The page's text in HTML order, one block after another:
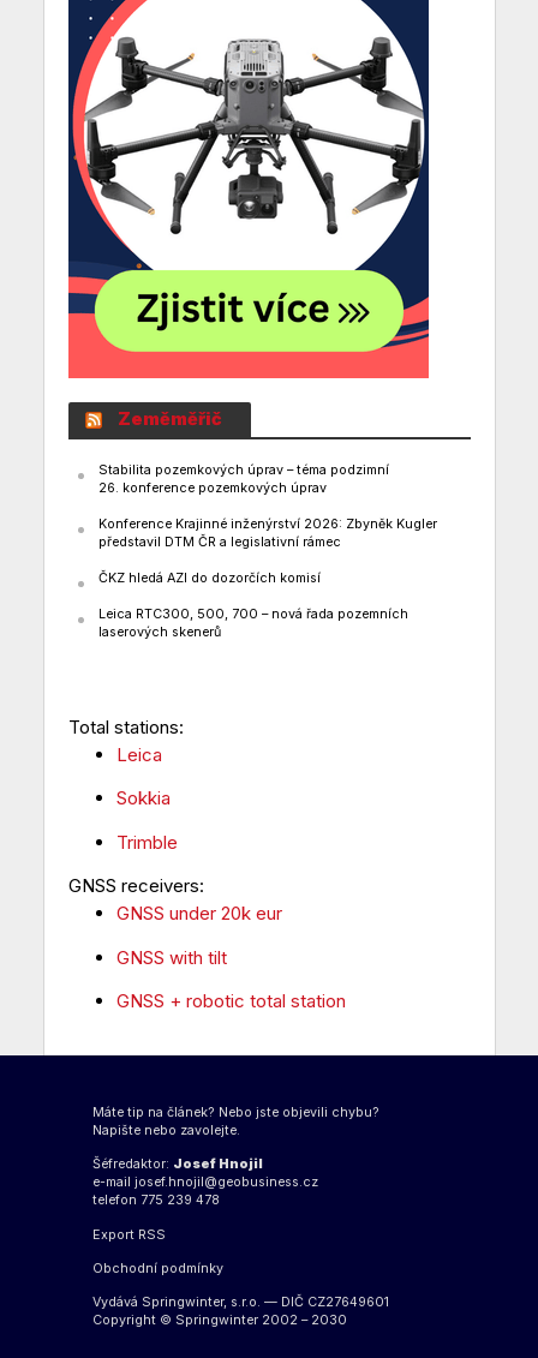
Zeměměřič
Stabilita pozemkových úprav – téma podzimní
26. konference pozemkových úprav
Konference Krajinné inženýrství 2026: Zbyněk Kugler
představil DTM ČR a legislativní rámec
ČKZ hledá AZI do dozorčích komisí
Leica RTC300, 500, 700 – nová řada pozemních
laserových skenerů
Total stations:
Leica
Sokkia
Trimble
GNSS receivers:
GNSS under 20k eur
GNSS with tilt
GNSS + robotic total station
Máte tip na článek? Nebo jste objevili chybu?
Napište nebo zavolejte.
Šéfredaktor: Josef Hnojil
e-mail josef.hnojil@geobusiness.cz
telefon 775 239 478
Export RSS
Obchodní podmínky
Vydává Springwinter, s.r.o. — DIČ CZ27649601
Copyright © Springwinter 2002 – 2030